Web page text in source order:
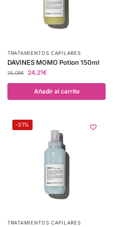
TRATAMIENTOS CAPILARES
DAVINES MOMO Potion 150ml
35,09€ 24,21€
Añadir al carrito
-31%
TRATAMIENTOS CAPILARES